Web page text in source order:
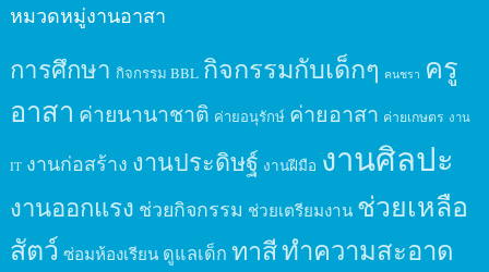
หมวดหมู่งานอาสา
การศึกษา กิจกรรม BBL กิจกรรมกับเด็กๆ คนชรา ครู
อาสา ค่ายนานาชาติ ค่ายอนุรักษ์ ค่ายอาสา ค่ายเกษตร งาน
IT งานก่อสร้าง งานประดิษฐ์ งานฝีมือ งานศิลปะ
งานออกแรง ช่วยกิจกรรม ช่วยเตรียมงาน ช่วยเหลือ
สัตว์ ซ่อมห้องเรียน ดูแลเด็ก ทาสีทำความสะอาด